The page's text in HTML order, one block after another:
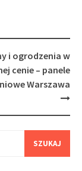
i ogrodzenia w
cenie – panele
Warszawa